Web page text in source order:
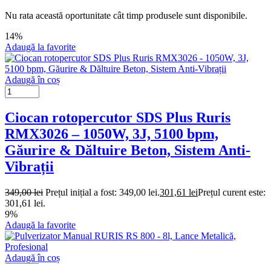
Nu rata această oportunitate cât timp produsele sunt disponibile.
14%
Adaugă la favorite
Adaugă în coș
Ciocan rotopercutor SDS Plus Ruris
RMX3026 – 1050W, 3J, 5100 bpm,
Găurire & Dăltuire Beton, Sistem Anti-
Vibrații
349,00lei Prețul inițial a fost: 349,00 lei.301,61 leiPrețul curent este:
301,61 lei.
9%
Adaugă la favorite
Adaugă în coș